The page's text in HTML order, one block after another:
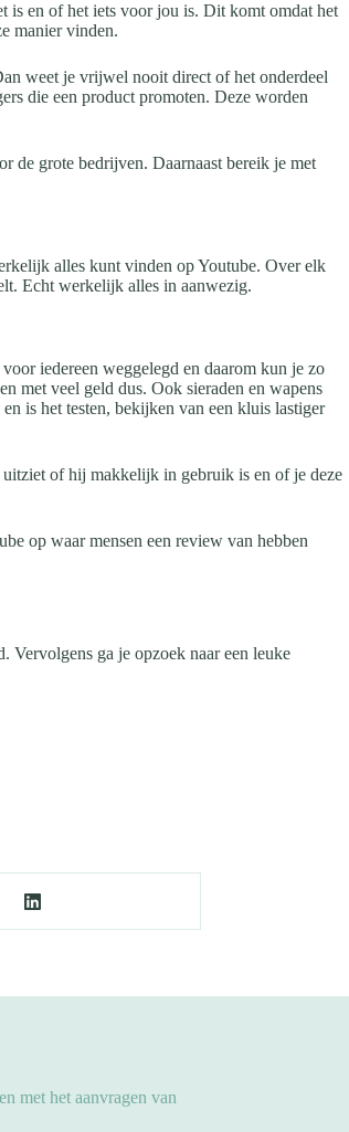
is en of het iets voor jou is. Dit komt omdat het
manier vinden.
weet je vrijwel nooit direct of het onderdeel
die een product promoten. Deze worden
de grote bedrijven. Daarnaast bereik je met
alles kunt vinden op Youtube. Over elk
Echt werkelijk alles in aanwezig.
iedereen weggelegd en daarom kun je zo
met veel geld dus. Ook sieraden en wapens
is het testen, bekijken van een kluis lastiger
of hij makkelijk in gebruik is en of je deze
op waar mensen een review van hebben
Vervolgens ga je opzoek naar een leuke
met het aanvragen van